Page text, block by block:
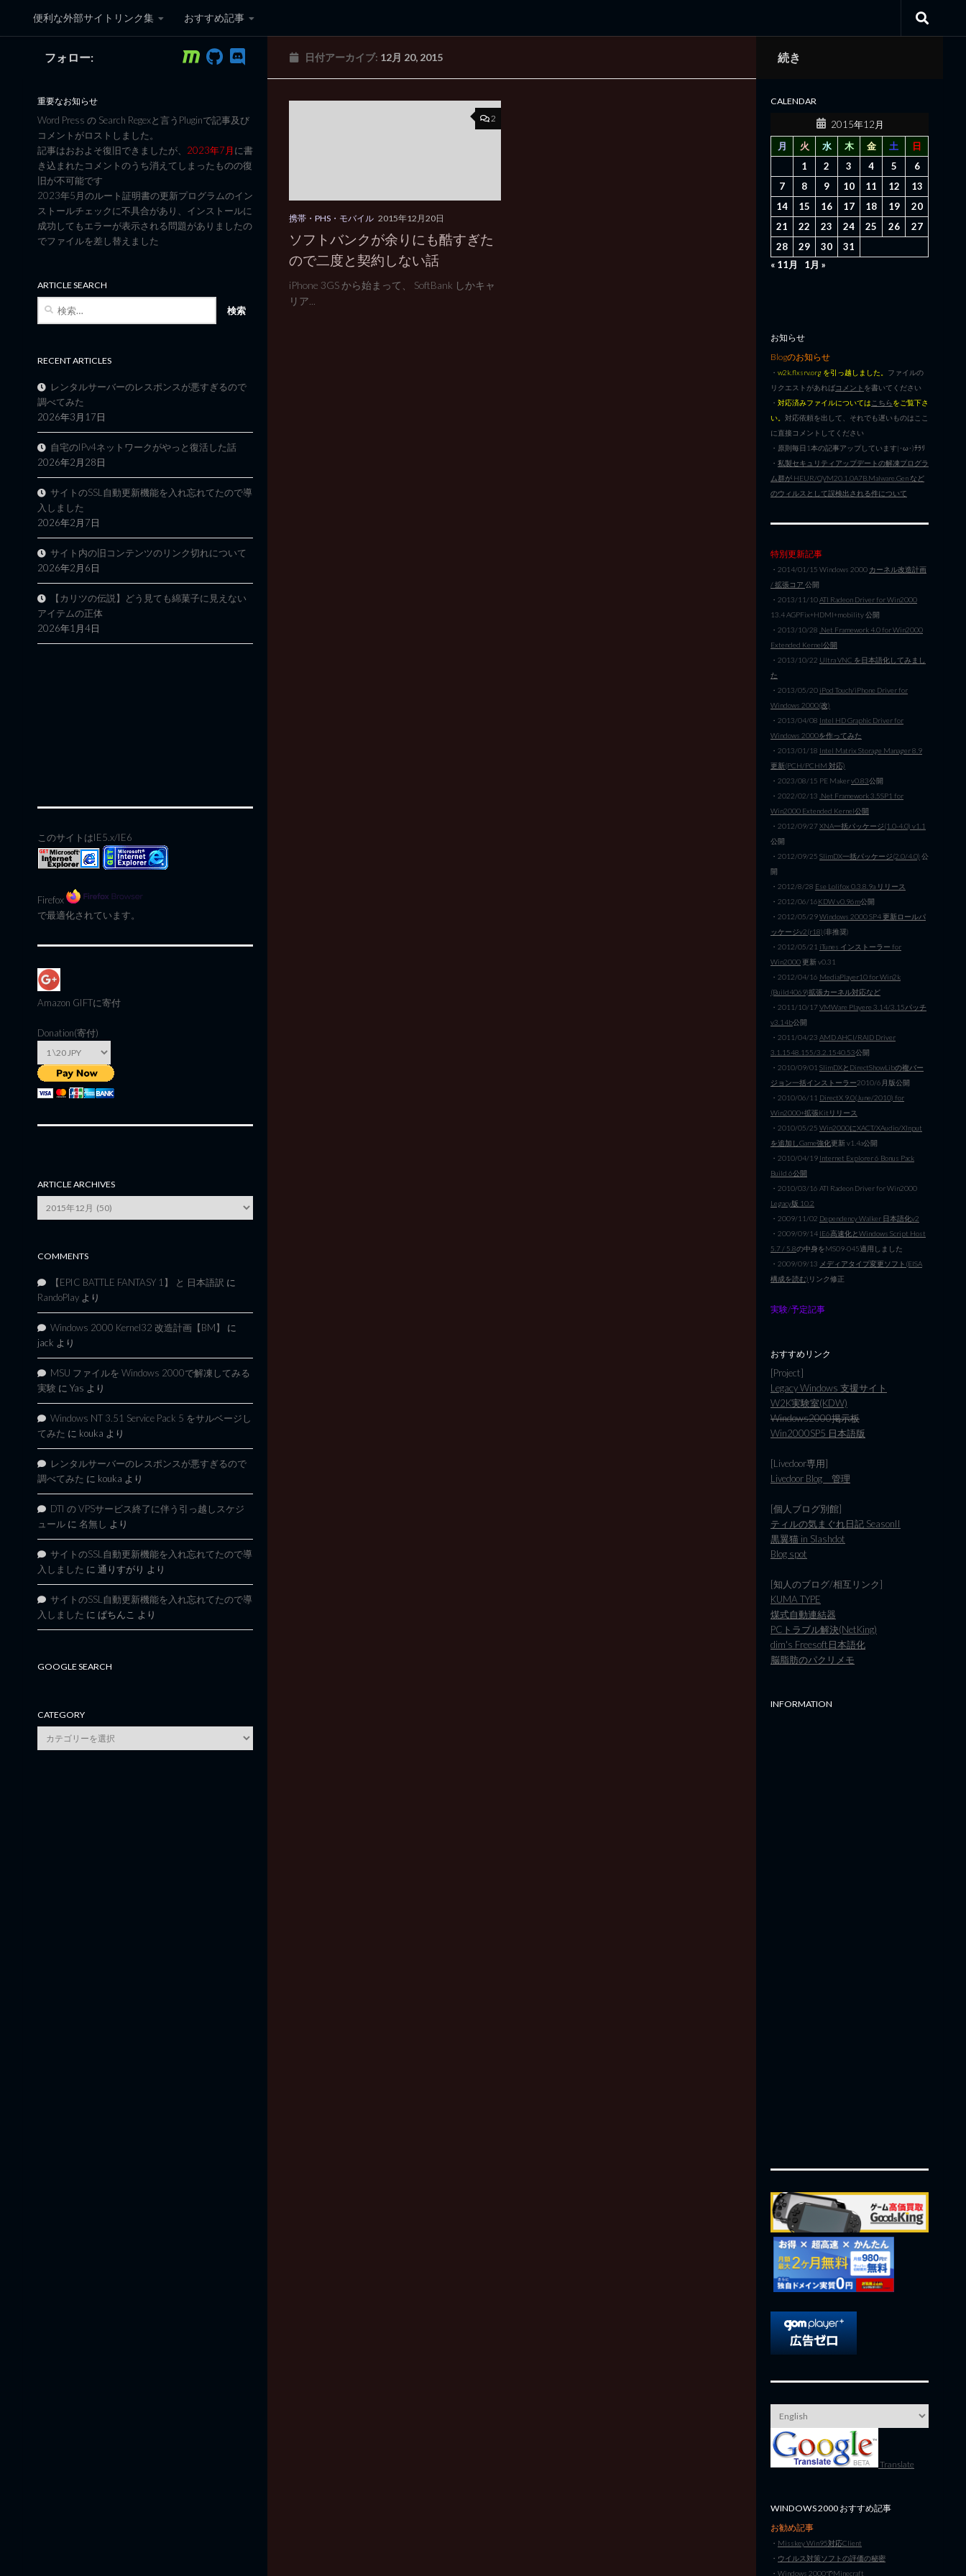
コンテンツへスキップ
便利な外部サイトリンク集 おすすめ記事
黒翼猫のコンピュータ日記 3rd Edition
日付アーカイブ: 12月 20, 2015
2
携帯・PHS・モバイル 2015年12月20日
ソフトバンクが余りにも酷すぎた
ので二度と契約しない話
iPhone 3GS から始まって、 SoftBank しかキャ
リア...
フォロー:
重要なお知らせ
Word Press の Search Regexと言うPluginで記事及び
コメントがロストしました。
記事はおおよそ復旧できましたが、 2023年7月に書
き込まれたコメントのうち消えてしまったものの復
旧が不可能です
2023年5月のルート証明書の更新プログラムのイン
ストールチェックに不具合があり、インストールに
成功してもエラーが表示される問題がありましたの
でファイルを差し替えました
ARTICLE SEARCH
RECENT ARTICLES
レンタルサーバーのレスポンスが悪すぎるので
調べてみた
2026年3月17日
自宅のIPv4ネットワークがやっと復活した話
2026年2月28日
サイトのSSL自動更新機能を入れ忘れてたので導
入しました
2026年2月7日
サイト内の旧コンテンツのリンク切れについて
2026年2月6日
【カリツの伝説】どう見ても綿菓子に見えない
アイテムの正体
2026年1月4日
このサイトはIE5.x/IE6
Firefox
で最適化されています。
Amazon GIFTに寄付
Donation(寄付)
ARTICLE ARCHIVES
Archives
COMMENTS
【EPIC BATTLE FANTASY 1】 と 日本語訳 に
RandoPlay より
Windows 2000 Kernel32 改造計画【BM】
に
jack より
MSU ファイルを Windows 2000で解凍してみる
実験 に Yas より
Windows NT 3.51 Service Pack 5 をサルベージし
てみた に kouka より
レンタルサーバーのレスポンスが悪すぎるので
調べてみた に kouka より
DTI の VPSサービス終了に伴う引っ越しスケジ
ュール に 名無し より
サイトのSSL自動更新機能を入れ忘れてたので導
入しました に 通りすがり より
サイトのSSL自動更新機能を入れ忘れてたので導
入しました に ぱちんこ より
GOOGLE SEARCH
CATEGORY
category
続き
CALENDAR
2015年12月
月
火 水 木 金 土
日
1
2 3 4 5
6
7
8 9 10 11 12
13
14
15 16 17 18 19
20
21
22 23 24 25 26
27
28
29 30
31
« 11月
1月 »
お知らせ
Blogのお知らせ
・ w2k.flxsrv.org を引っ越しました。 ファイルの
リクエストがあればコメント を書いてください
・ 対応済みファイルについては こちらをご覧下さ
い。 対応依頼を出して、それでも遅いものはここ
に直接コメントしてください
・原則毎日1本の記事アップしています|･ω･)ﾁﾗﾘ
・ 私製セキュリティアップデートの解凍プログラ
ム群が HEUR/QVM20.1.0A7B.Malware.Gen など
のウィルスとして誤検出される件について
特別更新記事
・2014/01/15 Windows 2000 カーネル改造計画
/ 拡張コア 公開
・2013/11/10ATI Radeon Driver for Win2000
13.4 AGPFix+HDMI+mobility 公開
・2013/10/28 .Net Framework 4.0 for Win2000
Extended Kernel公開
・2013/10/22 Ultra VNC を日本語化してみまし
た
・2013/05/20 iPod Touch/iPhone Driver for
Windows 2000(改)
・2013/04/08 Intel HD Graphic Driver for
Windows 2000を作ってみた
・2013/01/18 Intel Matrix Storage Manager 8.9
更新(PCH/PCHM 対応)
・2023/08/15 PE Makerv0.83公開
・2022/02/13 .Net Framework 3.5SP1 for
Win2000 Extended Kernel公開
・2012/09/27XNA一括パッケージ(1.0-4.0) v1.1
公開
・2012/09/25 SlimDX一括パッケージ(2.0/4.0) 公
開
・2012/8/28 Ese Lolifox 0.3.8.9a リリース
・2012/06/16KDW v0.96m公開
・2012/05/29Windows 2000 SP4 更新ロールパ
ッケージv2(r18)(非推奨)
・2012/05/21 iTunes インストーラー for
Win2000更新 v0.31
・2012/04/16 MediaPlayer10 for Win2k
(Build4069)拡張カーネル対応など
・2011/10/17VMWare Playere 3.14/3.15パッチ
v3.14b公開
・2011/04/23 AMD AHCI/RAID Driver
3.1.1548.155/3.2.1540.53公開
・2010/09/01 SlimDXとDirectShowLibの複バー
ジョン一括インストーラー2010/6月版公開
・2010/06/11 DirectX 9.0(June/2010) for
Win2000+拡張Kitリリース
・2010/05/25 Win2000にXACT/XAudio/XInput
を追加しGame強化更新 v1.4a公開
・2010/04/19 Internet Explorer 6 Bonus Pack
Build 6公開
・2010/03/16 ATI Radeon Driver for Win2000
Legacy版 10.2
・2009/11/02 Dependency Walker 日本語化v2
・2009/09/14 IE6高速化とWindows Script Host
5.7 / 5.8の中身をMS09-045適用しました
・2009/09/13 メディアタイプ変更ソフト(EISA
構成を読む) リンク修正
実験/予定記事
おすすめリンク
[Project]
Legacy Windows 支援サイト
W2K実験室(KDW)
Windows2000掲示板
Win2000SP5 日本語版
[Livedoor専用]
Livedoor Blog 管理
[個人ブログ別館]
ティルの気まぐれ日記 SeasonII
黒翼猫 in Slashdot
Blog spot
[知人のブログ/相互リンク]
KUMA TYPE
煤式自動連結器
PCトラブル解決(NetKing)
dim's Freesoft日本語化
脳脂肪のパクリメモ
INFORMATION
Translate
WINDOWS 2000 おすすめ記事
お勧め記事
・ Misskey Win95対応Client
・ ウイルス対策ソフトの評価の秘密
・ Windows 2000でMinecraft